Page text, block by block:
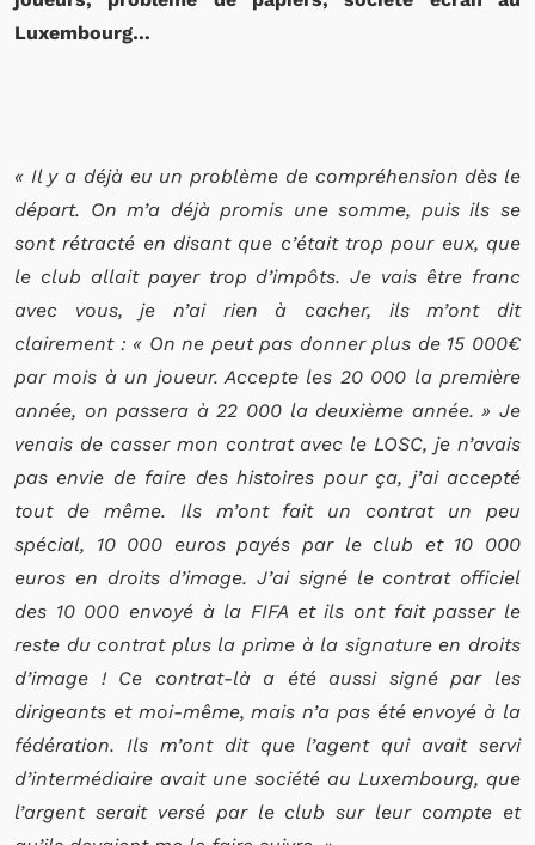
Luxembourg…
« Il y a déjà eu un problème de compréhension dès le
départ. On m’a déjà promis une somme, puis ils se
sont rétracté en disant que c’était trop pour eux, que
le club allait payer trop d’impôts. Je vais être franc
avec vous, je n’ai rien à cacher, ils m’ont dit
clairement : « On ne peut pas donner plus de 15 000€
par mois à un joueur. Accepte les 20 000 la première
année, on passera à 22 000 la deuxième année. » Je
venais de casser mon contrat avec le LOSC, je n’avais
pas envie de faire des histoires pour ça, j’ai accepté
tout de même. Ils m’ont fait un contrat un peu
spécial, 10 000 euros payés par le club et 10 000
euros en droits d’image. J’ai signé le contrat officiel
des 10 000 envoyé à la FIFA et ils ont fait passer le
reste du contrat plus la prime à la signature en droits
d’image ! Ce contrat-là a été aussi signé par les
dirigeants et moi-même, mais n’a pas été envoyé à la
fédération. Ils m’ont dit que l’agent qui avait servi
d’intermédiaire avait une société au Luxembourg, que
l’argent serait versé par le club sur leur compte et